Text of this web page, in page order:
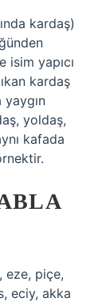
kardaş)
yapıcı
kardaş
yoldaş,
kafada
eze, piçe,
eciy, akka